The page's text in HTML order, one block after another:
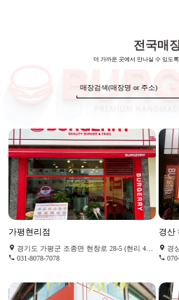
전국매
더 가까운 곳에서 만나실 수 있도
가평현리점
경기도 가평군 조종면 현창로 28-5 (현리 410-42)
031-8078-7078
경산
경